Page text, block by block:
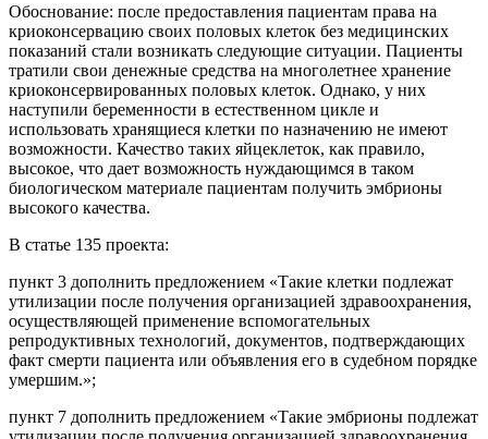
Обоснование: после предоставления пациентам права на
криоконсервацию своих половых клеток без медицинских
показаний стали возникать следующие ситуации. Пациенты
тратили свои денежные средства на многолетнее хранение
криоконсервированных половых клеток. Однако, у них
наступили беременности в естественном цикле и
использовать хранящиеся клетки по назначению не имеют
возможности. Качество таких яйцеклеток, как правило,
высокое, что дает возможность нуждающимся в таком
биологическом материале пациентам получить эмбрионы
высокого качества.
В статье 135 проекта:
пункт 3 дополнить предложением «Такие клетки подлежат
утилизации после получения организацией здравоохранения,
осуществляющей применение вспомогательных
репродуктивных технологий, документов, подтверждающих
факт смерти пациента или объявления его в судебном порядке
умершим.»;
пункт 7 дополнить предложением «Такие эмбрионы подлежат